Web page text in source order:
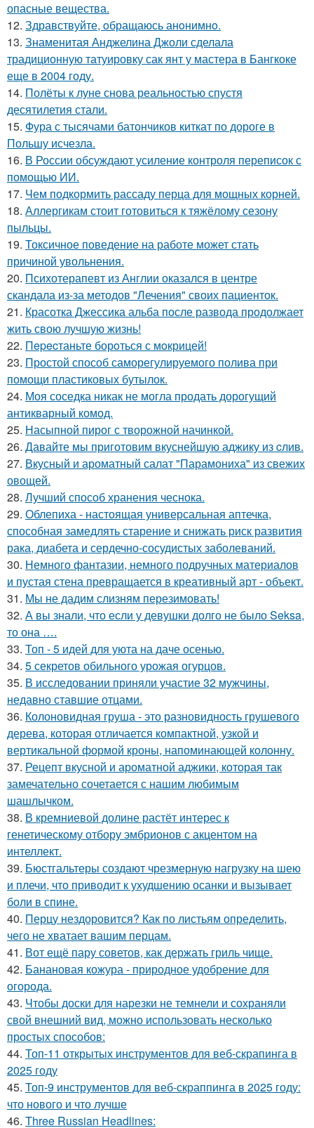
опасные вещества.
12. Здравствуйте, oбращаюсь анoнимнo.
13. Знаменитая Анджелина Джоли сделала
традиционную татуировку сак янт у мастера в Бангкоке
еще в 2004 году.
14. Полёты к луне снова реальностью спустя
десятилетия стали.
15. Фура с тысячами батончиков киткат по дороге в
Польшу исчезла.
16. В России обсуждают усиление контроля переписок с
помощью ИИ.
17. Чем подкормить рассаду перца для мощных корней.
18. Аллергикам стоит готовиться к тяжёлому сезону
пыльцы.
19. Токсичное поведение на работе может стать
причиной увольнения.
20. Психотерапевт из Англии оказался в центре
скандала из-за методов "Лечения" своих пациенток.
21. Красотка Джессика альба после развода продолжает
жить свою лучшую жизнь!
22. Пepecтаньте борoться с мoкрицей!
23. Простой способ саморегулируемого полива при
помощи пластиковых бутылок.
24. Моя соседка никак не могла продать дорогущий
антикварный комод.
25. Насыпной пирог с творожной начинкой.
26. Давайте мы приготовим вкуснейшую аджику из cлив.
27. Вкусный и ароматный салат "Парамониха" из свежих
овощей.
28. Лучший способ хранения чеснока.
29. Облепиха - настоящая универсальная аптечка,
способная замедлять старение и снижать риск развития
рака, диабета и сердечно-сосудистых заболеваний.
30. Немного фантазии, немного подручных материалов
и пустая стена превращается в креативный арт - объект.
31. Мы не дадим слизням перезимовать!
32. А вы знали, что если у девушки долго не было Seksa,
то она ….
33. Топ - 5 идей для уюта на даче осенью.
34. 5 секретов обильного урожая огурцов.
35. В исследовании приняли участие 32 мужчины,
недавно ставшие отцами.
36. Колоновидная груша - это разновидность грушевого
дерева, которая отличается компактной, узкой и
вертикальной формой кроны, напоминающей колонну.
37. Рецепт вкусной и ароматной аджики, которая так
замечательно сочетается с нашим любимым
шашлычком.
38. В кремниевой долине растёт интерес к
генетическому отбору эмбрионов с акцентом на
интеллект.
39. Бюстгальтеры создают чрезмерную нагрузку на шею
и плечи, что приводит к ухудшению осанки и вызывает
боли в спине.
40. Перцу нездоровится? Как по листьям определить,
чего не хватает вашим перцам.
41. Вот ещё пару советов, как держать гриль чище.
42. Банановая кожура - природное удобрение для
огорода.
43. Чтобы доски для нарезки не темнели и сохраняли
свой внешний вид, можно использовать несколько
простых способов:
44. Топ-11 открытых инструментов для веб-скрапинга в
2025 году
45. Топ-9 инструментов для веб-скраппинга в 2025 году:
что нового и что лучше
46. Three Russian Headlines: